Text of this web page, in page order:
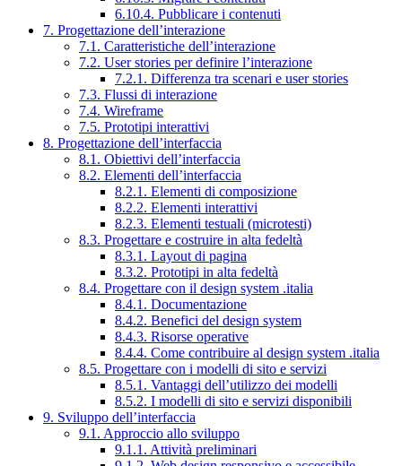
6.10.4. Pubblicare i contenuti
7. Progettazione dell’interazione
7.1. Caratteristiche dell’interazione
7.2. User stories per definire l’interazione
7.2.1. Differenza tra scenari e user stories
7.3. Flussi di interazione
7.4. Wireframe
7.5. Prototipi interattivi
8. Progettazione dell’interfaccia
8.1. Obiettivi dell’interfaccia
8.2. Elementi dell’interfaccia
8.2.1. Elementi di composizione
8.2.2. Elementi interattivi
8.2.3. Elementi testuali (microtesti)
8.3. Progettare e costruire in alta fedeltà
8.3.1. Layout di pagina
8.3.2. Prototipi in alta fedeltà
8.4. Progettare con il design system .italia
8.4.1. Documentazione
8.4.2. Benefici del design system
8.4.3. Risorse operative
8.4.4. Come contribuire al design system .italia
8.5. Progettare con i modelli di sito e servizi
8.5.1. Vantaggi dell’utilizzo dei modelli
8.5.2. I modelli di sito e servizi disponibili
9. Sviluppo dell’interfaccia
9.1. Approccio allo sviluppo
9.1.1. Attività preliminari